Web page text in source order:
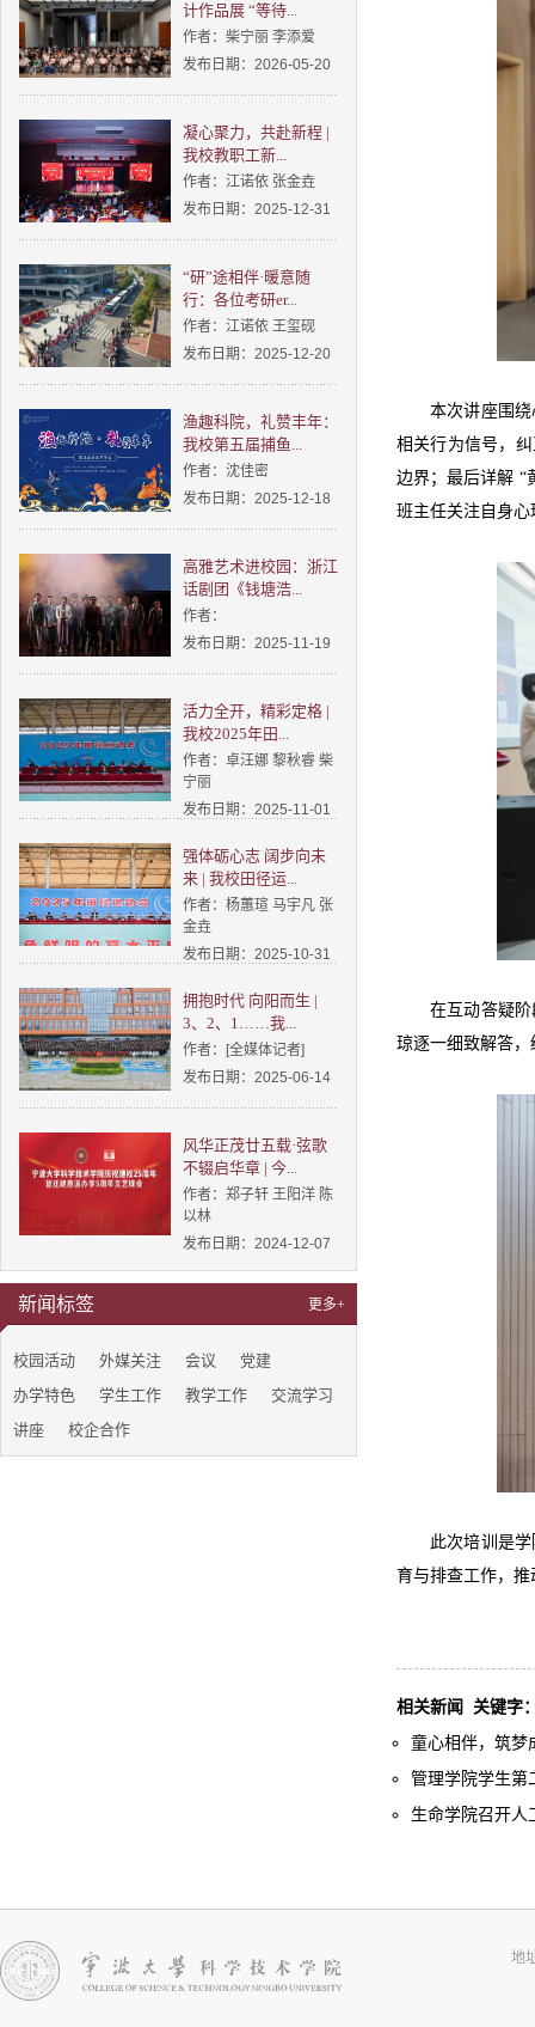
计作品展 “等待...
作者：柴宁丽 李添爱
发布日期：2026-05-20
凝心聚力，共赴新程 |
我校教职工新...
作者：江诺依 张金垚
发布日期：2025-12-31
“研”途相伴·暖意随
行：各位考研er...
作者：江诺依 王玺砚
发布日期：2025-12-20
渔趣科院，礼赞丰年：
我校第五届捕鱼...
作者：沈佳密
发布日期：2025-12-18
高雅艺术进校园：浙江
话剧团《钱塘浩...
作者：
发布日期：2025-11-19
活力全开，精彩定格 |
我校2025年田...
作者：卓汪娜 黎秋睿 柴
宁丽
发布日期：2025-11-01
强体砺心志 阔步向未
来 | 我校田径运...
作者：杨蕙瑄 马宇凡 张
金垚
发布日期：2025-10-31
拥抱时代 向阳而生 |
3、2、1……我...
作者：[全媒体记者]
发布日期：2025-06-14
风华正茂廿五载·弦歌
不辍启华章 | 今...
作者：郑子轩 王阳洋 陈
以林
发布日期：2024-12-07
新闻标签 更多+
校园活动 外媒关注 会议
党建
办学特色
学生工作 教学工作
交流学习
讲座
校企合作
本次讲座围
相关行为信号，
边界；最后详解 “
班主任关注自身
在互动答疑
琼逐一细致解答
此次培训是
育与排查工作，
相关新闻
关键字
童心相伴，筑梦
管理学院学生第
生命学院召开人
地